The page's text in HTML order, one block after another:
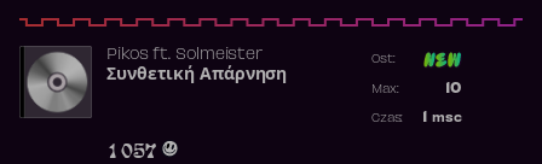
Pikosft. Solmeister
Συνθετική Απάρνηση
1 057
Ost:
10
Max:
msc
Czas: